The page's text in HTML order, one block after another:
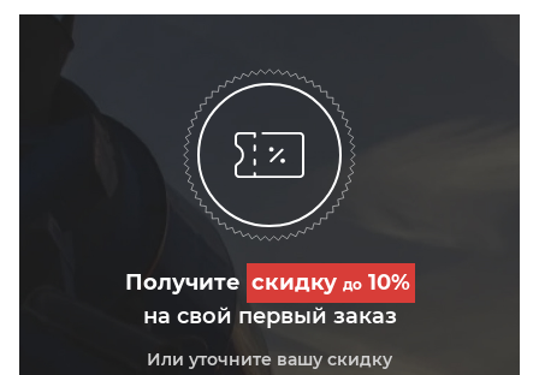
Получите скидку до10%
на свой первый заказ
Или уточните вашу скидку